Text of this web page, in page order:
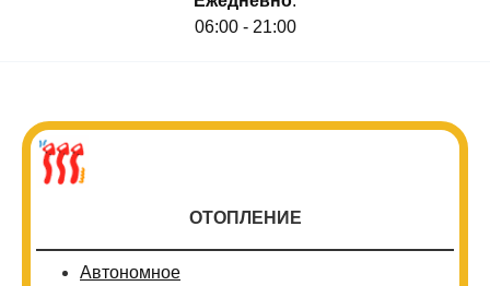
06:00 - 21:00
ОТОПЛЕНИЕ
Автономное